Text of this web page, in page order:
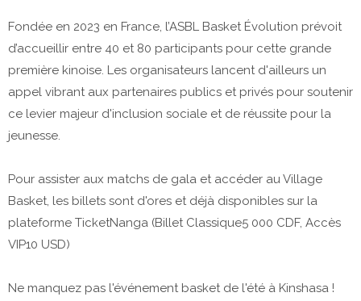
​Fondée en 2023 en France, l’ASBL Basket Évolution prévoit
d’accueillir entre 40 et 80 participants pour cette grande
première kinoise. Les organisateurs lancent d'ailleurs un
appel vibrant aux partenaires publics et privés pour soutenir
ce levier majeur d'inclusion sociale et de réussite pour la
jeunesse.
​Pour assister aux matchs de gala et accéder au Village
Basket, les billets sont d'ores et déjà disponibles sur la
plateforme TicketNanga (Billet Classique5 000 CDF, Accès
VIP10 USD)
Ne manquez pas l'événement basket de l'été à Kinshasa !